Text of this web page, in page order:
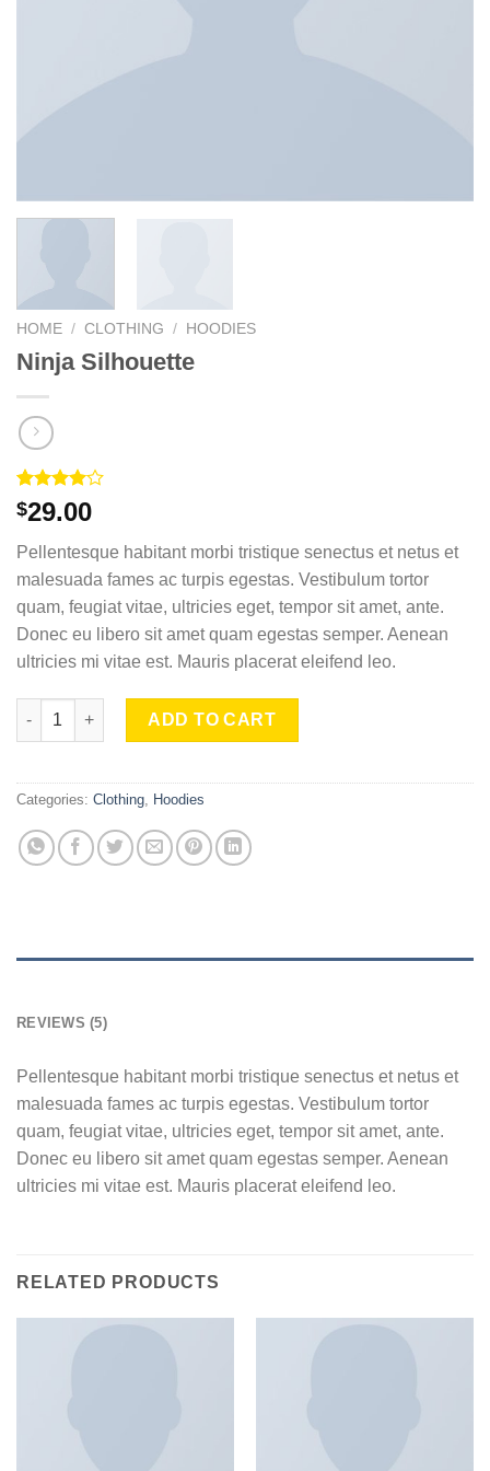
HOME / CLOTHING / HOODIES
Ninja Silhouette
Rated
4.00out
based on
5
customer
ratings
$29.00
Pellentesque habitant morbi tristique senectus et netus et
malesuada fames ac turpis egestas. Vestibulum tortor
quam, feugiat vitae, ultricies eget, tempor sit amet, ante.
Donec eu libero sit amet quam egestas semper. Aenean
ultricies mi vitae est. Mauris placerat eleifend leo.
Ninja Silhouette quantity
ADD TO CART
Categories: Clothing Hoodies
REVIEWS (5)
Pellentesque habitant morbi tristique senectus et netus et
malesuada fames ac turpis egestas. Vestibulum tortor
quam, feugiat vitae, ultricies eget, tempor sit amet, ante.
Donec eu libero sit amet quam egestas semper. Aenean
ultricies mi vitae est. Mauris placerat eleifend leo.
RELATED PRODUCTS